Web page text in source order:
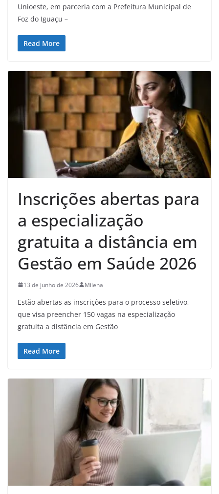
Unioeste, em parceria com a Prefeitura Municipal de
Foz do Iguaçu –
Read More
Inscrições abertas para
a especialização
gratuita a distância em
Gestão em Saúde 2026
13 de junho de 2026 Milena
Estão abertas as inscrições para o processo seletivo,
que visa preencher 150 vagas na especialização
gratuita a distância em Gestão
Read More